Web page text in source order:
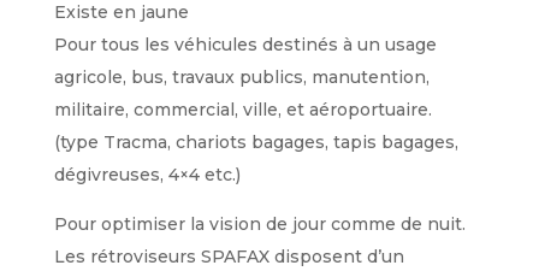
Existe en jaune
Pour tous les véhicules destinés à un usage
agricole, bus, travaux publics, manutention,
militaire, commercial, ville, et aéroportuaire.
(type Tracma, chariots bagages, tapis bagages,
dégivreuses, 4×4 etc.)
Pour optimiser la vision de jour comme de nuit.
Les rétroviseurs SPAFAX disposent d’un